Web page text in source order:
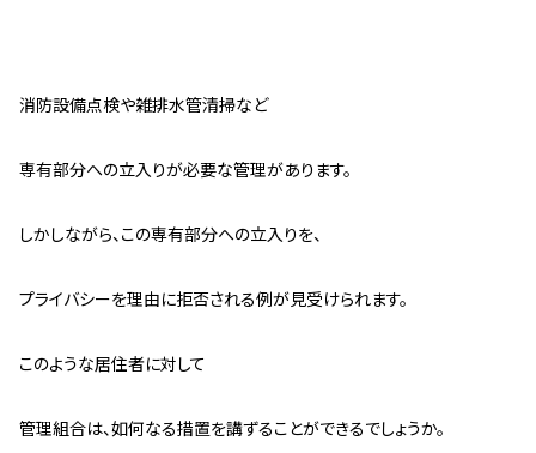
消防設備点検や雑排水管清掃など
専有部分への立入りが必要な管理があります。
しかしながら、この専有部分への立入りを、
プライバシーを理由に拒否される例が見受けられます。
このような居住者に対して
管理組合は、如何なる措置を講ずることができるでしょうか。
代表挨拶 »
スタッフ紹介 »